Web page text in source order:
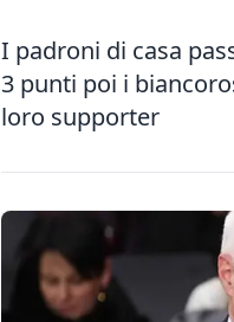
I padroni di casa
3 punti poi i
loro supporter